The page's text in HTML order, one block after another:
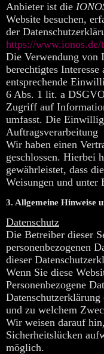
Anbieter ist die
Website besuchen,
der
https://
Die Verwendung
berechtigtes
entsprechende
6 Abs. 1 lit. a
Zugriff auf
umfasst. Die
Auftragsverarbeitung
Wir haben einen
geschlossen. Hierbei
gewährleistet, dass
Weisungen und unter
3. Allgemeine Hinweise
Datenschutz
Die Betreiber dieser
personenbezogenen
dieser
Wenn Sie diese
Personenbezogene
und zu welchem
Wir weisen darauf
Sicherheitslücken
möglich.